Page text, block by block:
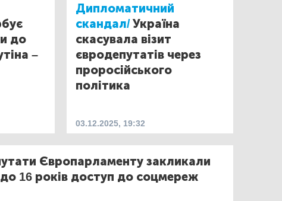
до
–
Дипломатичний
скандал/Україна
скасувала візит
євродепутатів через
проросійського
політика
03.12.2025, 19:32
Європарламенту закликали
16 років доступ до соцмереж